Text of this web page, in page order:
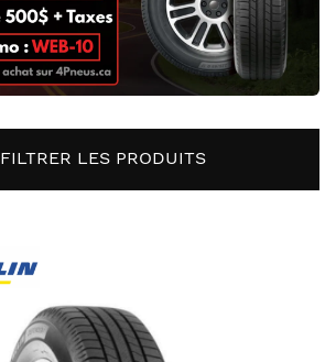
FILTRER LES PRODUITS